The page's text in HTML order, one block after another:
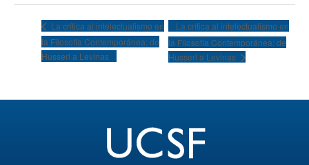
La crítica al intelectualismo en
la Filosofía Contemporánea: de
Husserl a Levinas
La crítica al intelectualismo en
la Filosofía Contemporánea: de
Husserl a Levinas